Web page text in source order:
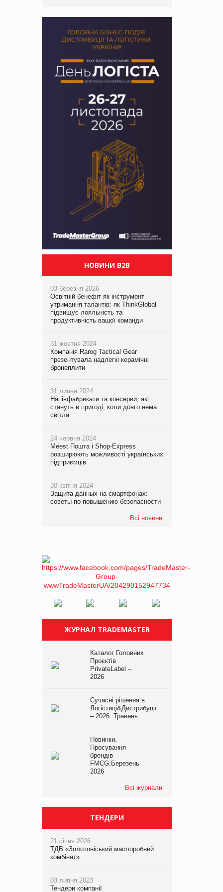
НОВИНИ B2B
03 березня 2026
Освітній бенефіт як інструмент
утримання талантів: як ThinkGlobal
підвищує лояльність та
продуктивність вашої команди
31 жовтня 2024
Компанія Rarog Tactical Gear
презентувала надлегкі керамічні
бронеплити
31 липня 2024
Напівфабрикати та консерви, які
стануть в пригоді, коли довго нема
світла
24 червня 2024
Meest Пошта і Shop-Express
розширюють можливості українських
підприємців
30 квітня 2024
Защита данных на смартфонах:
советы по повышению безопасности
Всі новини
ЖУРНАЛ TRADEMASTER
Каталог Головних
Проєктів
PrivateLabel –
2026
Сучасні рішення в
Логістиці&Дистрибуції
– 2026. Травень
Новинки.
Просування
брендів
FMCG.Березень
2026
Всі журнали
ТЕНДЕРИ
21 січня 2026
ТДВ «Золотоніський маслоробний
комбінат»
03 липня 2023
Тендери компанії